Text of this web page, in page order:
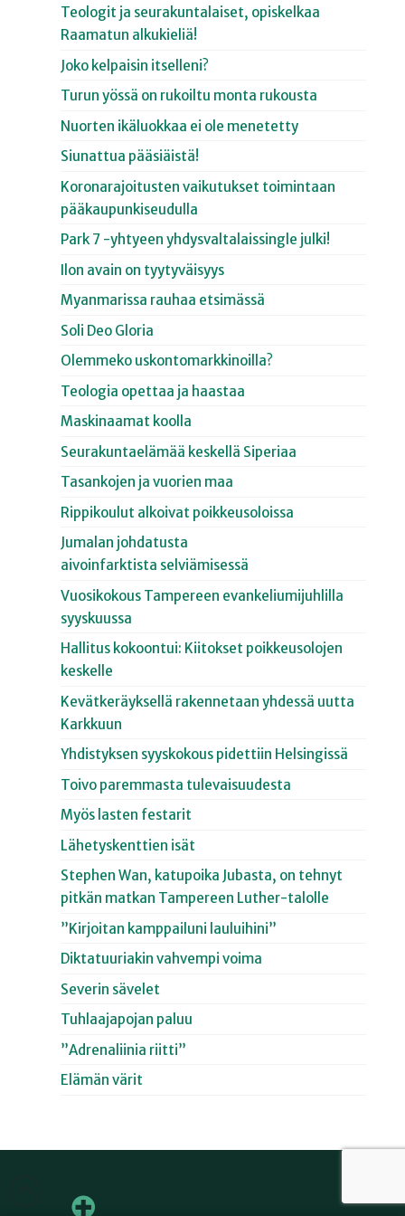
Teologit ja seurakuntalaiset, opiskelkaa
Raamatun alkukieliä!
Joko kelpaisin itselleni?
Turun yössä on rukoiltu monta rukousta
Nuorten ikäluokkaa ei ole menetetty
Siunattua pääsiäistä!
Koronarajoitusten vaikutukset toimintaan
pääkaupunkiseudulla
Park 7 -yhtyeen yhdysvaltalaissingle julki!
Ilon avain on tyytyväisyys
Myanmarissa rauhaa etsimässä
Soli Deo Gloria
Olemmeko uskontomarkkinoilla?
Teologia opettaa ja haastaa
Maskinaamat koolla
Seurakuntaelämää keskellä Siperiaa
Tasankojen ja vuorien maa
Rippikoulut alkoivat poikkeusoloissa
Jumalan johdatusta
aivoinfarktista selviämisessä
Vuosikokous Tampereen evankeliumijuhlilla
syyskuussa
Hallitus kokoontui: Kiitokset poikkeusolojen
keskelle
Kevätkeräyksellä rakennetaan yhdessä uutta
Karkkuun
Yhdistyksen syyskokous pidettiin Helsingissä
Toivo paremmasta tulevaisuudesta
Myös lasten festarit
Lähetyskenttien isät
Stephen Wan, katupoika Jubasta, on tehnyt
pitkän matkan Tampereen Luther-talolle
”Kirjoitan kamppailuni lauluihini”
Diktatuuriakin vahvempi voima
Severin sävelet
Tuhlaajapojan paluu
”Adrenaliinia riitti”
Elämän värit